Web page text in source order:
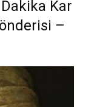
Kar
–